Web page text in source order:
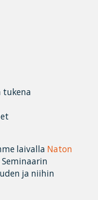
laivalla Naton
ja niihin